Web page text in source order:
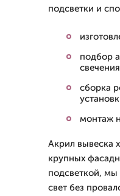
подсветки и
подбор
свечения
сборка
монтаж
Акрил вывеска
крупных
подсветкой,
свет без